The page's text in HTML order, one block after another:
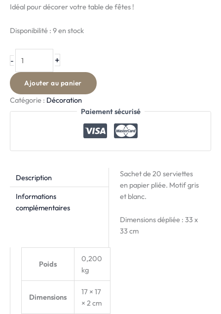
Idéal pour décorer votre table de fêtes !
Disponibilité : 9 en stock
- +
Ajouter au panier
Catégorie : Décoration
Paiement sécurisé
Description
Informations
complémentaires
Sachet de 20 serviettes
en papier pliée. Motif gris
et blanc.
Dimensions dépliée : 33 x
33 cm
Poids
0,200
kg
Dimensions
17 × 17
× 2 cm